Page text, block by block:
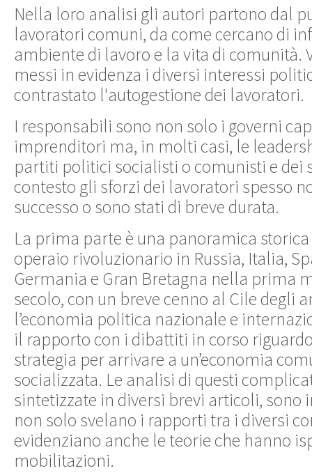
Nella loro analisi gli autori partono dal
lavoratori comuni, da come cercano di
ambiente di lavoro e la vita di comunità.
messi in evidenza i diversi interessi
contrastato l'autogestione dei lavoratori.
I responsabili sono non solo i governi
imprenditori ma, in molti casi, le
partiti politici socialisti o comunisti e dei
contesto gli sforzi dei lavoratori spesso
successo o sono stati di breve durata.
La prima parte è una panoramica
operaio rivoluzionario in Russia, Italia,
Germania e Gran Bretagna nella prima
secolo, con un breve cenno al Cile degli
l’economia politica nazionale e
il rapporto con i dibattiti in corso
strategia per arrivare a un’economia
socializzata. Le analisi di questi
sintetizzate in diversi brevi articoli, sono
non solo svelano i rapporti tra i diversi
evidenziano anche le teorie che hanno
mobilitazioni.